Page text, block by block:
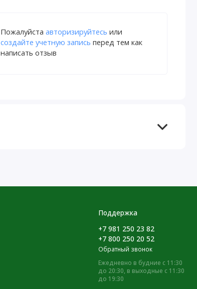
Пожалуйста авторизируйтесь или
создайте учетную запись перед тем как
написать отзыв
Поддержка
+7 981 250 23 82
+7 800 250 20 52
Обратный звонок
Ежедневно в будние с 11:30
до 20:30, в выходные с 11:30
до 19:30